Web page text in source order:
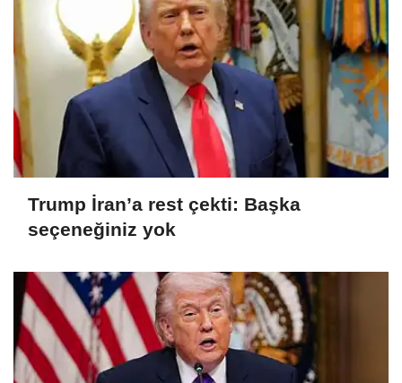
Trump İran’a rest çekti: Başka
seçeneğiniz yok